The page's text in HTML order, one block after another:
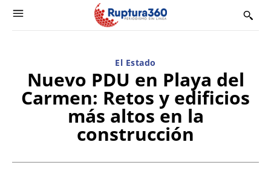
El Estado
Nuevo PDU en Playa del
Carmen: Retos y edificios
más altos en la
construcción